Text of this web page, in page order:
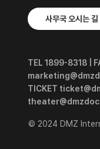
사무국 오시는 길
TEL 1899-8318 |
TICKET
© 2024 DMZ